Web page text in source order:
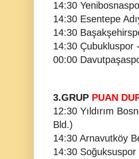
14:30
14:30 Esentepe
14:30
14:30 Çubukluspor
00:00
3.GRUP PUAN
12:30 Yıldırım
Bld.)
14:30 Arnavutköy
14:30